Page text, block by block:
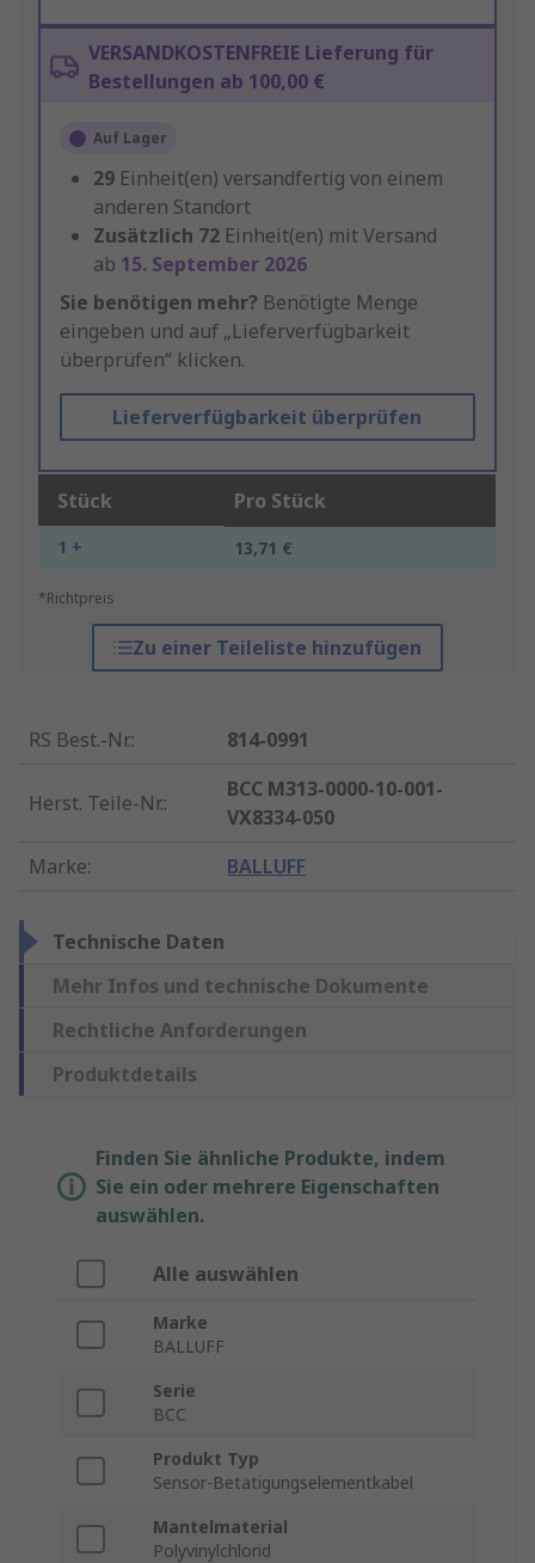
VERSANDKOSTENFREIE Lieferung für
Bestellungen ab 100,00 €
Auf Lager
29 Einheit(en) versandfertig von einem
anderen Standort
Zusätzlich 72 Einheit(en) mit Versand
ab 15. September 2026
Sie benötigen mehr? Benötigte Menge
eingeben und auf „Lieferverfügbarkeit
überprüfen“ klicken.
Lieferverfügbarkeit überprüfen
Stück Pro Stück
1 + 13,71 €
*Richtpreis
Zu einer Teileliste hinzufügen
RS Best.-Nr.: 814-0991
Herst. Teile-Nr.:
BCC M313-0000-10-001-
VX8334-050
Marke: BALLUFF
Technische Daten
Mehr Infos und technische Dokumente
Rechtliche Anforderungen
Produktdetails
Finden Sie ähnliche Produkte, indem
Sie ein oder mehrere Eigenschaften
auswählen.
Alle auswählen
Marke
BALLUFF
Serie
BCC
Produkt Typ
Sensor-Betätigungselementkabel
Mantelmaterial
Polyvinylchlorid